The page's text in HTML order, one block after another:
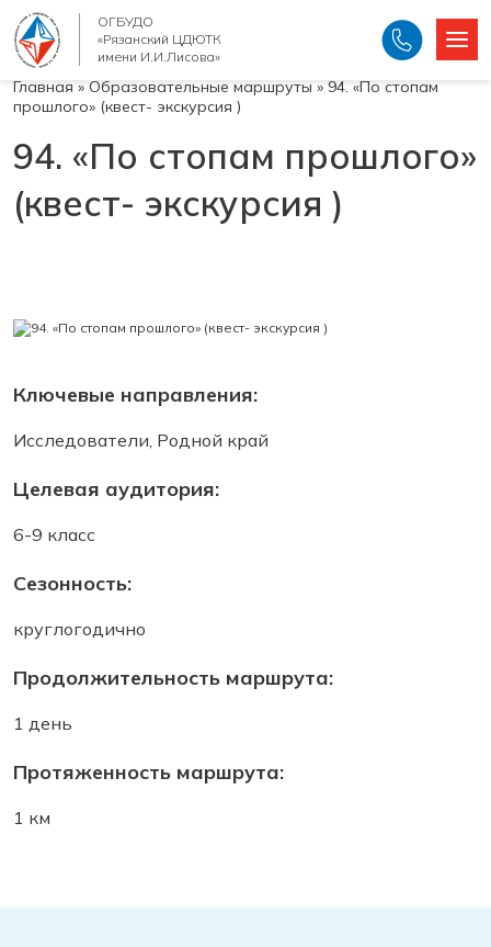
ОГБУДО
«Рязанский ЦДЮТК
имени И.И.Лисова»
Главная » Образовательные маршруты » 94. «По стопам
прошлого» (квест- экскурсия )
94. «По стопам прошлого»
(квест- экскурсия )
Ключевые направления:
Исследователи, Родной край
Целевая аудитория:
6-9 класс
Сезонность:
круглогодично
Продолжительность маршрута:
1 день
Протяженность маршрута:
1 км